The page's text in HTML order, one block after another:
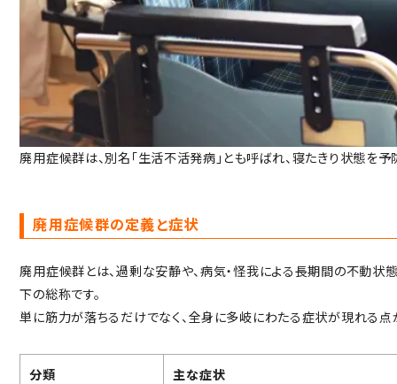
廃用症候群は、別名「生活不活発病」とも呼ばれ、寝たきり状態を
廃用症候群の定義と症状
廃用症候群とは、過剰な安静や、病気・怪我による長期間の不動状
下の総称です。
単に筋力が落ちるだけでなく、全身に多岐にわたる症状が現れる点
分類 主な症状